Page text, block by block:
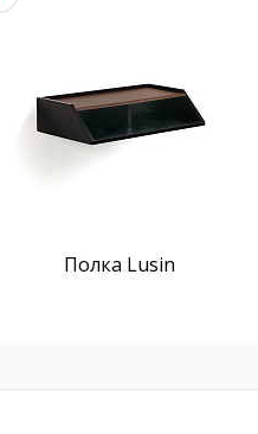
Полка Lusin